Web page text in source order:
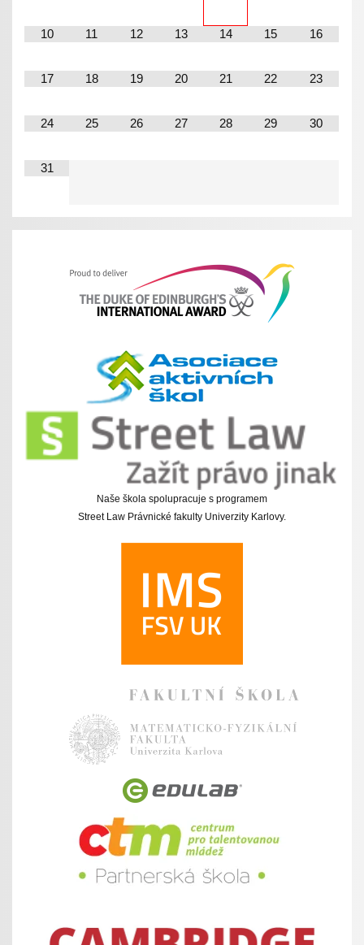
10 11 12 13 14 15 16
17 18 19 20 21 22 23
24 25 26 27 28 29 30
31
Naše škola spolupracuje s programem
Street Law Právnické fakulty Univerzity Karlovy.